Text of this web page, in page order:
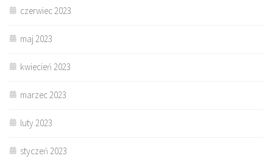
czerwiec 2023
maj 2023
kwiecień 2023
marzec 2023
luty 2023
styczeń 2023